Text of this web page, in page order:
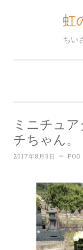
ッ
プ
虹
ちい
ミニチュ
チちゃん。
2017年8月3日 ~ POO